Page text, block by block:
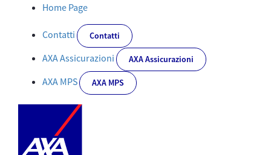
Nasce QUIXA Assicurazioni ed entra a far parte del Gruppo AXA
Home Page
Contatti Contatti
AXA Assicurazioni AXA Assicurazioni
AXA MPS AXA MPS